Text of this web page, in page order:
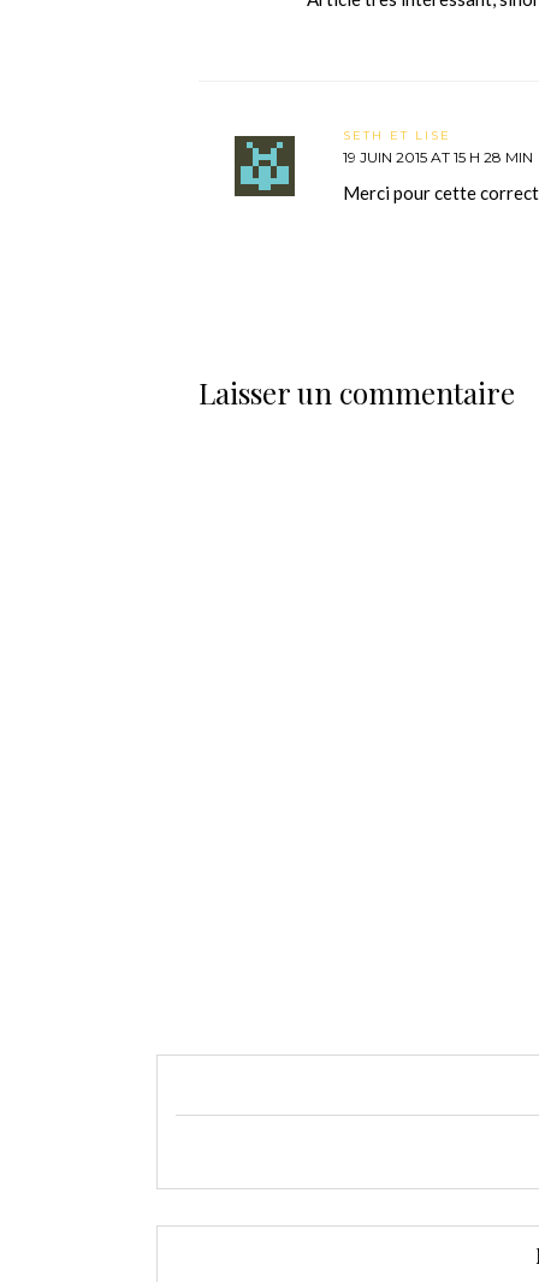
SETH ET LISE
19 JUIN 2015 AT 15 H 28 MIN
Merci pour cette
Laisser un commentaire